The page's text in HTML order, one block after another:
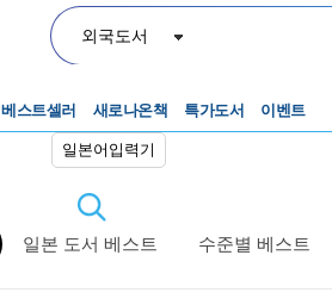
외국도서
일본어입력기
베스트셀러 새로나온책 특가도서 이벤트
일본 도서 베스트 수준별 베스트